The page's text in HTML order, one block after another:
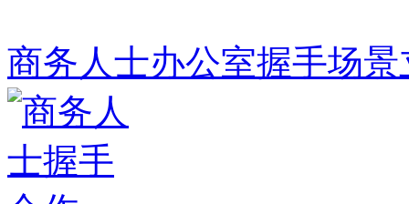
商务人士办公室握手场景